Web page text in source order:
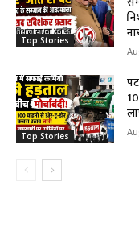
Top Stories
Top Stories